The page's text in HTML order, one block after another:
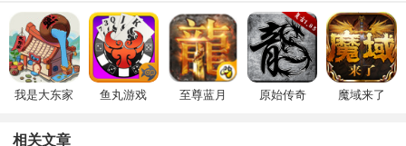
我是大东家 鱼丸游戏 至尊蓝月 原始传奇 魔域来了
相关文章